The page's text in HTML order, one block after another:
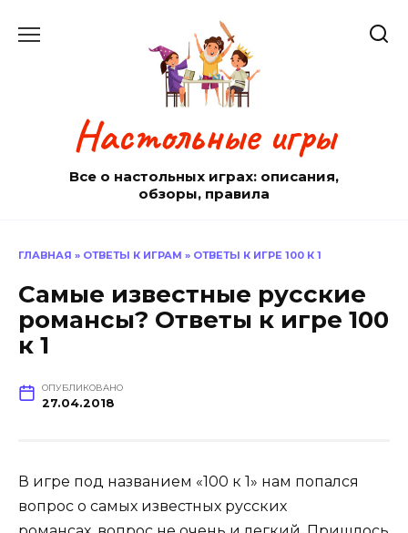
Настольные игры
Все о настольных играх: описания,
обзоры, правила
ГЛАВНАЯ » ОТВЕТЫ К ИГРАМ » ОТВЕТЫ К ИГРЕ 100 К 1
Самые известные русские
романсы? Ответы к игре 100
к 1
ОПУБЛИКОВАНО
27.04.2018
В игре под названием «100 к 1» нам попался
вопрос о самых известных русских